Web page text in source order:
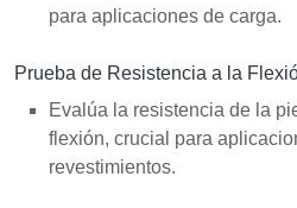
para aplicaciones de carga.
Prueba de Resistencia a la
Evalúa la resistencia de la
flexión, crucial para
revestimientos.